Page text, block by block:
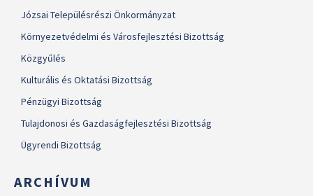
Józsai Településrészi Önkormányzat
Környezetvédelmi és Városfejlesztési Bizottság
Közgyűlés
Kulturális és Oktatási Bizottság
Pénzügyi Bizottság
Tulajdonosi és Gazdaságfejlesztési Bizottság
Ügyrendi Bizottság
ARCHÍVUM